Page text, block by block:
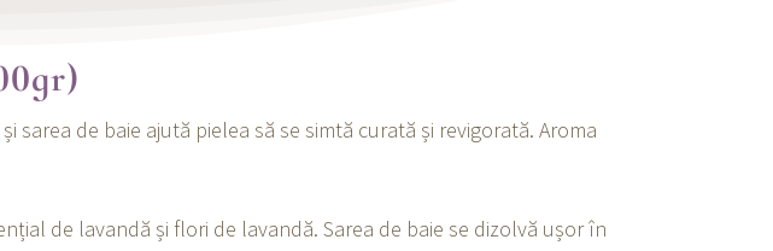
de baie ajută pielea să se simtă curată și revigorată. Aroma
de lavandă și flori de lavandă. Sarea de baie se dizolvă ușor în